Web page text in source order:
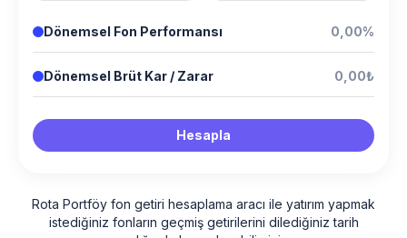
Dönemsel Fon Performansı 0,00%
Dönemsel Brüt Kar / Zarar 0,00₺
Hesapla
Rota Portföy fon getiri hesaplama aracı ile yatırım yapmak
istediğiniz fonların geçmiş getirilerini dilediğiniz tarih